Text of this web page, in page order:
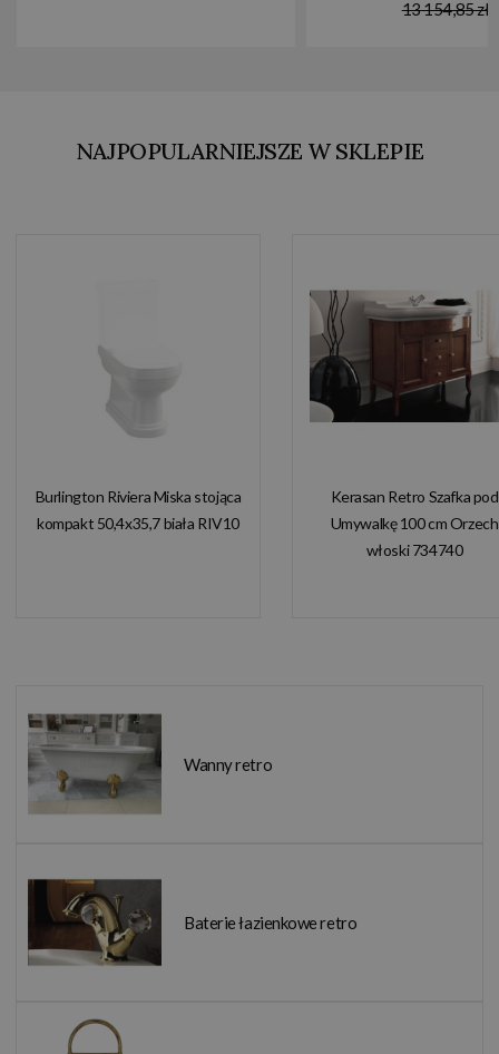
13 154,85 zł
NAJPOPULARNIEJSZE W SKLEPIE
Burlington Riviera Miska stojąca
kompakt 50,4x35,7 biała RIV10
Kerasan Retro Szafka pod
Umywalkę 100 cm Orzech
włoski 734740
Wanny retro
Baterie łazienkowe retro